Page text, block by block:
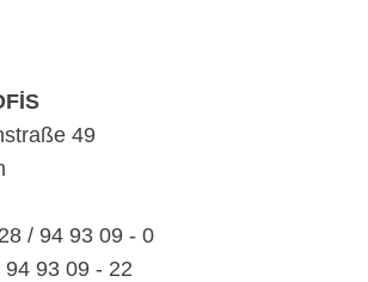
49
/ 94 93 09 - 0
93 09 - 22